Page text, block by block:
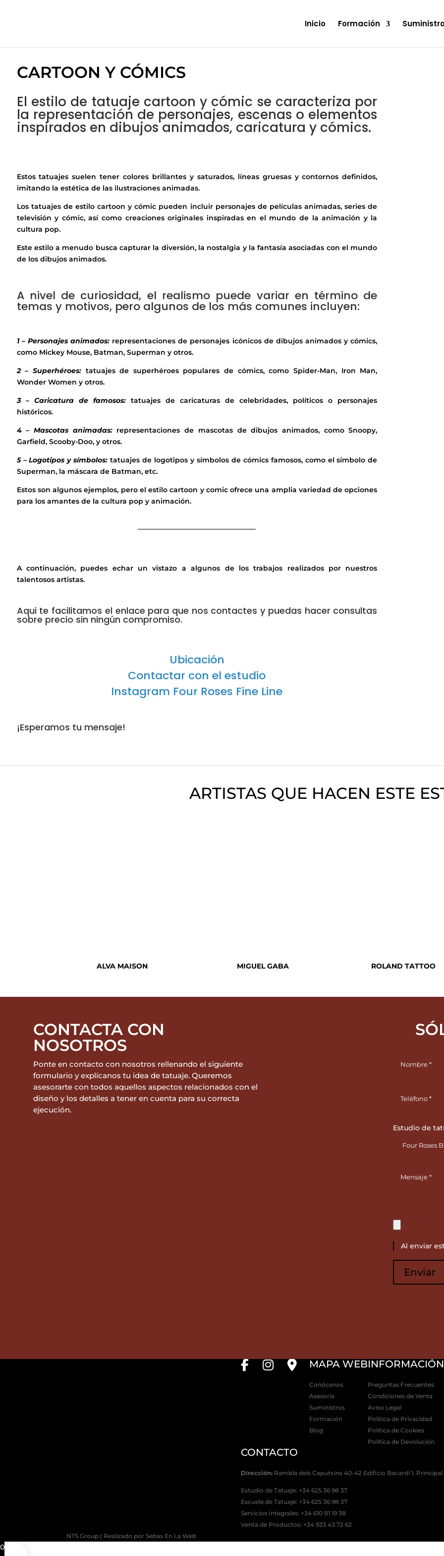
Inicio Formación
CARTOON Y CÓMICS
El estilo de tatuaje cartoon y cómic se caracteriza por
la representación de personajes, escenas o elementos
inspirados en dibujos animados, caricatura y cómics.
Estos tatuajes suelen tener colores brillantes y saturados, líneas gruesas y contornos definidos,
imitando la estética de las ilustraciones animadas.
Los tatuajes de estilo cartoon y cómic pueden incluir personajes de películas animadas, series de
televisión y cómic, así como creaciones originales inspiradas en el mundo de la animación y la
cultura pop.
Este estilo a menudo busca capturar la diversión, la nostalgia y la fantasía asociadas con el mundo
de los dibujos animados.
A nivel de curiosidad, el realismo puede variar en término de
temas y motivos, pero algunos de los más comunes incluyen:
1 – Personajes animados: representaciones de personajes icónicos de dibujos animados y cómics,
como Mickey Mouse, Batman, Superman y otros.
2 – Superhéroes:tatuajes de superhéroes populares de cómics, como Spider-Man, Iron Man,
Wonder Women y otros.
3 – Caricatura de famosos:tatuajes de caricaturas de celebridades, políticos o personajes
históricos.
4 – Mascotas animadas:representaciones de mascotas de dibujos animados, como Snoopy,
Garfield, Scooby-Doo, y otros.
5 – Logotipos y símbolos: tatuajes de logotipos y símbolos de cómics famosos, como el símbolo de
Superman, la máscara de Batman, etc.
Estos son algunos ejemplos, pero el estilo cartoon y comic ofrece una amplia variedad de opciones
para los amantes de la cultura pop y animación.
A continuación, puedes echar un vistazo a algunos de los trabajos realizados por nuestros
talentosos artistas.
Aqui te facilitamos el enlace para que nos contactes y puedas hacer consultas
sobre precio sin ningún compromiso.
Ubicación
Contactar con el estudio
Instagram Four Roses Fine Line
¡Esperamos tu mensaje!
ARTISTAS QUE HACEN ESTE
ALVA MAISON MIGUEL GABA ROLAND TATTOO
CONTACTA CON
NOSOTROS
Ponte en contacto con nosotros rellenando el siguiente
formulario y explícanos tu idea de tatuaje. Queremos
asesorarte con todos aquellos aspectos relacionados con el
diseño y los detalles a tener en cuenta para su correcta
ejecución.
Estudio de
Al enviar
Por
favor,Enviar
MAPA WEB
Conócenos
Asesoría
Suministros
Formación
Blog
INFORMACIÓN
Preguntas Frecuentes
Condiciones de Venta
Aviso Legal
Política de Privacidad
Política de Cookies
Política de Devolución
CONTACTO
Dirección: Rambla dels Caputxins 40-42 Edificio Bacardi 1, Principal
Estudio de Tatuaje: +34 625 36 98 37
Escuela de Tatuaje: +34 625 36 98 37
Servicios Integrales: +34 610 81 19 38
Venta de Productos: +34 933 43 72 62
NTS Group | Realizado por Sebas En La Web
0